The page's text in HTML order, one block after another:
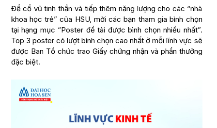
Để cổ vũ tinh thần và tiếp thêm năng lượng cho các “nhà
khoa học trẻ” của HSU, mời các bạn tham gia bình chọn
tại hạng mục “Poster đề tài được bình chọn nhiều nhất”.
Top 3 poster có lượt bình chọn cao nhất ở mỗi lĩnh vực sẽ
được Ban Tổ chức trao Giấy chứng nhận và phần thưởng
đặc biệt.